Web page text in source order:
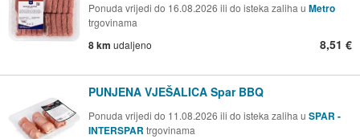
Ponuda vrijedi do 16.08.2026 ili do isteka zaliha u Metro
trgovinama
8 km udaljeno 8,51 €
PUNJENA VJEŠALICA Spar BBQ
Ponuda vrijedi do 11.08.2026 ili do isteka zaliha u SPAR -
INTERSPAR trgovinama